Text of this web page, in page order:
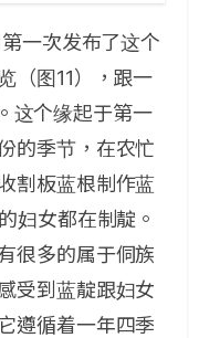
一次发布了这个
（图11），跟一
这个缘起于第一
的季节，在农忙
割板蓝根制作蓝
妇女都在制靛。
很多的属于侗族
受到蓝靛跟妇女
遵循着一年四季